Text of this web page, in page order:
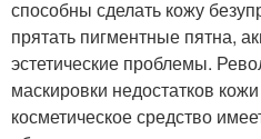
способны сделать кожу
прятать пигментные пятна,
эстетические проблемы.
маскировки недостатков
косметическое средство